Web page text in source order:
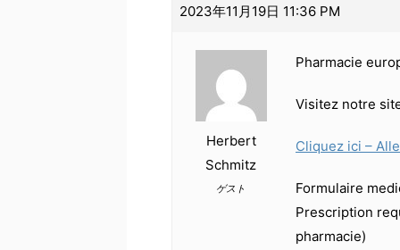
2023年11月19日 11:36 PM
Herbert
Schmitz
ゲスト
Pharmacie
Visitez notre
Cliquez ici –
Formulaire
Prescription
pharmacie)